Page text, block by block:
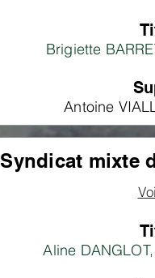
Brigiette
Antoine
Syndicat mixte
Aline